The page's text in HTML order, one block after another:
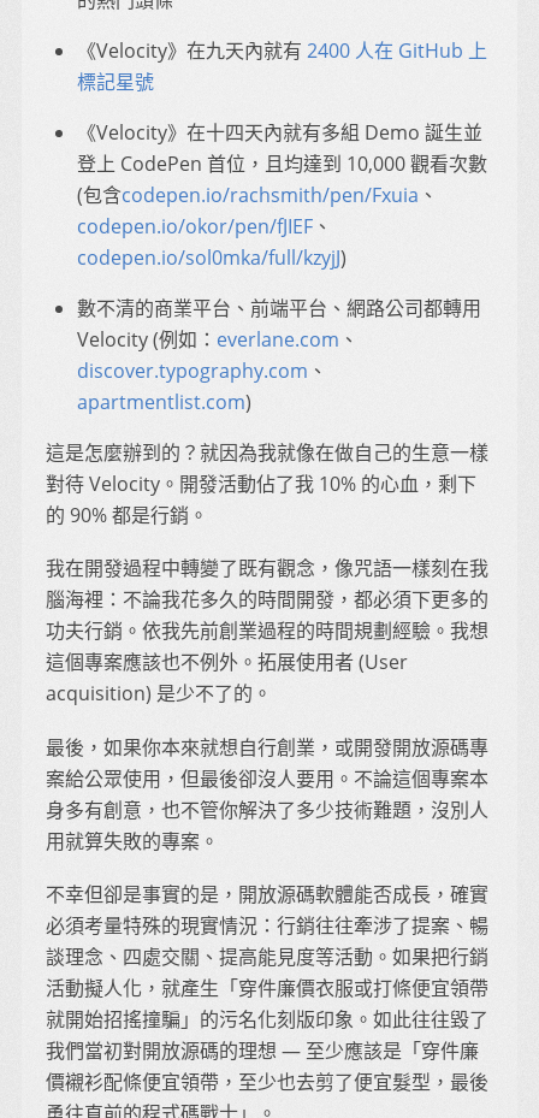
《Velocity》在九天內就有 2400 人在 GitHub 上
標記星號
《Velocity》在十四天內就有多組 Demo 誕生並
登上 CodePen 首位，且均達到 10,000 觀看次數
(包含codepen.io/rachsmith/pen/Fxuia 、
codepen.io/okor/pen/fJIEF、
codepen.io/sol0mka/full/kzyjJ)
數不清的商業平台、前端平台、網路公司都轉用
Velocity (例如： everlane.com 、
discover.typography.com 、
apartmentlist.com)
這是怎麼辦到的？就因為我就像在做自己的生意一樣
對待 Velocity。開發活動佔了我 10% 的心血，剩下
的 90% 都是行銷。
我在開發過程中轉變了既有觀念，像咒語一樣刻在我
腦海裡：不論我花多久的時間開發，都必須下更多的
功夫行銷。依我先前創業過程的時間規劃經驗。我想
這個專案應該也不例外。拓展使用者 (User
acquisition) 是少不了的。
最後，如果你本來就想自行創業，或開發開放源碼專
案給公眾使用，但最後卻沒人要用。不論這個專案本
身多有創意，也不管你解決了多少技術難題，沒別人
用就算失敗的專案。
不幸但卻是事實的是，開放源碼軟體能否成長，確實
必須考量特殊的現實情況：行銷往往牽涉了提案、暢
談理念、四處交關、提高能見度等活動。如果把行銷
活動擬人化，就產生「穿件廉價衣服或打條便宜領帶
就開始招搖撞騙」的污名化刻版印象。如此往往毀了
我們當初對開放源碼的理想 — 至少應該是「穿件廉
價襯衫配條便宜領帶，至少也去剪了便宜髮型，最後